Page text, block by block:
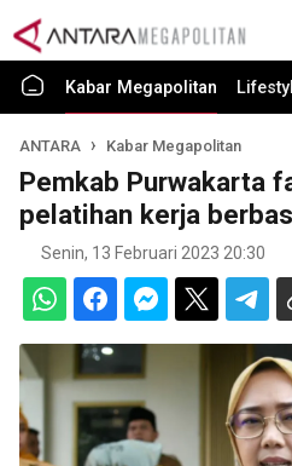
Kabar Megapolitan
ANTARA Kabar Megapolitan
Pemkab Purwakarta
pelatihan kerja
Senin, 13 Februari 2023 20:30